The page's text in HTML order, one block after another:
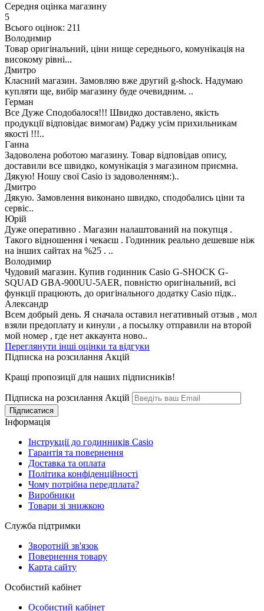
Середня оцінка магазину
5
Всього оцінок: 211
Володимир
Товар оригінальний, ціни нище середнього, комунікація на
високому рівні...
Дмитро
Класний магазин. Замовляю вже другий g-shock. Надумаю
купляти ще, вибір магазину буде очевидним. ..
Герман
Все Дуже Сподобалося!!! Швидко доставлено, якість
продукції відповідає вимогам) Раджу усім прихильникам
якості !!!..
Ганна
Задоволена роботою магазину. Товар відповідав опису,
доставили все швидко, комунікація з магазином приємна.
Дякую! Ношу свої Casio із задоволенням:)..
Дмитро
Дякую. Замовлення виконано швидко, сподобались ціни та
сервіс..
Юрій
Дуже оперативно . Магазин налаштований на покупця .
Такого відношення і чекаєш . Годинник реально дешевше ніж
на інших сайтах на %25 . ..
Володимир
Чудовий магазин. Купив годинник Casio G-SHOCK G-
SQUAD GBA-900UU-5AER, повністю оригінальний, всі
функції працюють, до оригінального додатку Casio підк..
Александр
Всем добрый день. Я сначала оставил негативный отзыв , мол
взяли предоплату и кинули , а посылку отправили на второй
мой номер , где нет аккаунта ново..
Переглянути інші оцінки та відгуки
Підписка на розсилання Акцій
Кращі пропозиції для наших підписників!
Підписка на розсилання Акцій
Інформація
Інструкції до годинників Casio
Гарантія та повернення
Доставка та оплата
Політика конфіденційності
Чому потрібна передплата?
Виробники
Товари зі знижкою
Служба підтримки
Зворотній зв'язок
Повернення товару
Карта сайту
Особистий кабінет
Особистий кабінет